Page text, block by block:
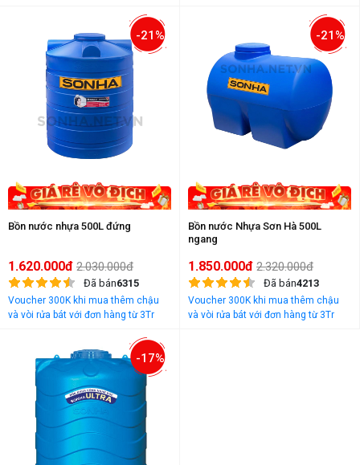
-21%
Bồn nước nhựa 500L đứng
1.620.000đ 2.030.000đ
Đã bán6315
Voucher 300K khi mua thêm chậu
và vòi rửa bát với đơn hàng từ 3Tr
-21%
Bồn nước Nhựa Sơn Hà 500L
ngang
1.850.000đ 2.320.000đ
Đã bán4213
Voucher 300K khi mua thêm chậu
và vòi rửa bát với đơn hàng từ 3Tr
-17%